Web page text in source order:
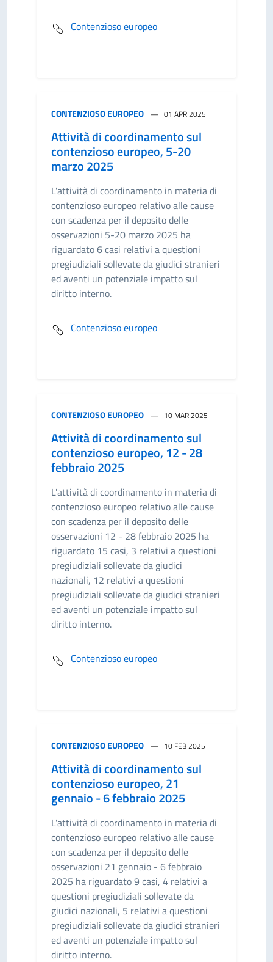
Contenzioso europeo
CONTENZIOSO EUROPEO 01 APR 2025
Attività di coordinamento sul
contenzioso europeo, 5-20
marzo 2025
L'attività di coordinamento in materia di
contenzioso europeo relativo alle cause
con scadenza per il deposito delle
osservazioni 5-20 marzo 2025 ha
riguardato 6 casi relativi a questioni
pregiudiziali sollevate da giudici stranieri
ed aventi un potenziale impatto sul
diritto interno.
Contenzioso europeo
CONTENZIOSO EUROPEO 10 MAR 2025
Attività di coordinamento sul
contenzioso europeo, 12 - 28
febbraio 2025
L'attività di coordinamento in materia di
contenzioso europeo relativo alle cause
con scadenza per il deposito delle
osservazioni 12 - 28 febbraio 2025 ha
riguardato 15 casi, 3 relativi a questioni
pregiudiziali sollevate da giudici
nazionali, 12 relativi a questioni
pregiudiziali sollevate da giudici stranieri
ed aventi un potenziale impatto sul
diritto interno.
Contenzioso europeo
CONTENZIOSO EUROPEO 10 FEB 2025
Attività di coordinamento sul
contenzioso europeo, 21
gennaio - 6 febbraio 2025
L'attività di coordinamento in materia di
contenzioso europeo relativo alle cause
con scadenza per il deposito delle
osservazioni 21 gennaio - 6 febbraio
2025 ha riguardato 9 casi, 4 relativi a
questioni pregiudiziali sollevate da
giudici nazionali, 5 relativi a questioni
pregiudiziali sollevate da giudici stranieri
ed aventi un potenziale impatto sul
diritto interno.